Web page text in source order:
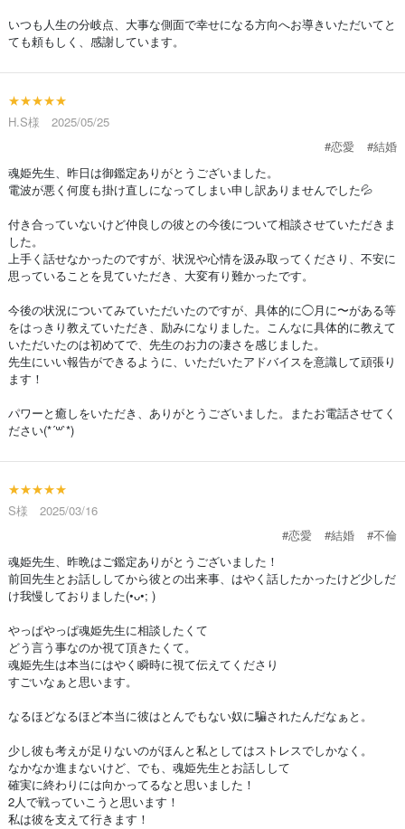
いつも人生の分岐点、大事な側面で幸せになる方向へお導きいただいてと
ても頼もしく、感謝しています。
★★★★★
H.S様 2025/05/25
#恋愛
#結婚
魂姫先生、昨日は御鑑定ありがとうございました。
電波が悪く何度も掛け直しになってしまい申し訳ありませんでした💦
付き合っていないけど仲良しの彼との今後について相談させていただきま
した。
上手く話せなかったのですが、状況や心情を汲み取ってくださり、不安に
思っていることを見ていただき、大変有り難かったです。
今後の状況についてみていただいたのですが、具体的に◯月に〜がある等
をはっきり教えていただき、励みになりました。こんなに具体的に教えて
いただいたのは初めてで、先生のお力の凄さを感じました。
先生にいい報告ができるように、いただいたアドバイスを意識して頑張り
ます！
パワーと癒しをいただき、ありがとうございました。またお電話させてく
ださい(*´꒳`*)
★★★★★
S様 2025/03/16
#恋愛
#結婚
#不倫
魂姫先生、昨晩はご鑑定ありがとうございました！
前回先生とお話ししてから彼との出来事、はやく話したかったけど少しだ
け我慢しておりました(•ᴗ•; )
やっぱやっぱ魂姫先生に相談したくて
どう言う事なのか視て頂きたくて。
魂姫先生は本当にはやく瞬時に視て伝えてくださり
すごいなぁと思います。
なるほどなるほど本当に彼はとんでもない奴に騙されたんだなぁと。
少し彼も考えが足りないのがほんと私としてはストレスでしかなく。
なかなか進まないけど、でも、魂姫先生とお話しして
確実に終わりには向かってるなと思いました！
2人で戦っていこうと思います！
私は彼を支えて行きます！